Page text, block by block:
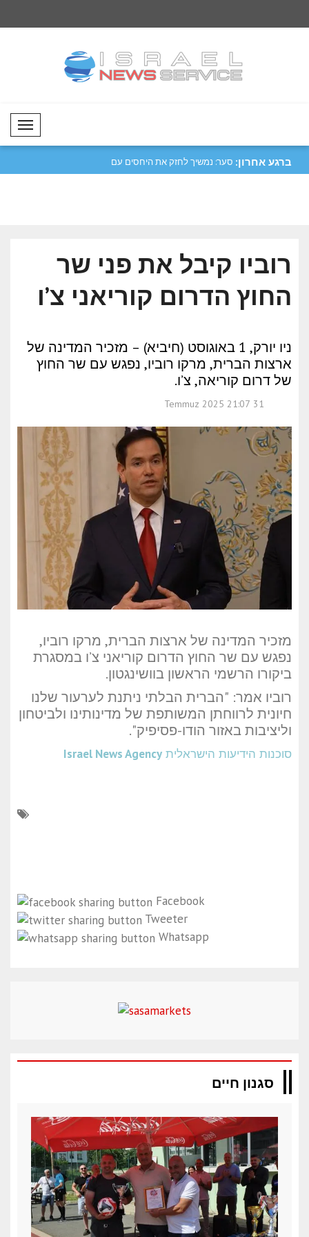
Mobil Menü
ברגע אחרון: סער: נמשיך לחזק את היחסים עם אדם נעקרו מבתיהם
רוביו קיבל את פני שר
החוץ הדרום קוריאני צ’ו
ניו יורק, 1 באוגוסט (חיביא) – מזכיר המדינה של
ארצות הברית, מרקו רוביו, נפגש עם שר החוץ
של דרום קוריאה, צ’ו.
31 Temmuz 2025 21:07
מזכיר המדינה של ארצות הברית, מרקו רוביו,
נפגש עם שר החוץ הדרום קוריאני צ’ו במסגרת
ביקורו הרשמי הראשון בוושינגטון.
רוביו אמר: "הברית הבלתי ניתנת לערעור שלנו
חיונית לרווחתן המשותפת של מדינותינו ולביטחון
וליציבות באזור הודו-פסיפיק".
סוכנות הידיעות הישראלית Israel News Agency
Facebook
Tweeter
Whatsapp
סגנון חיים